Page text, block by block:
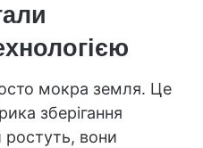
мокра земля. Це
зберігання
вони